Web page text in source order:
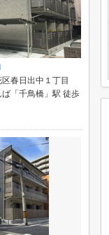
春日出中１丁目
「千鳥橋」駅 徒歩